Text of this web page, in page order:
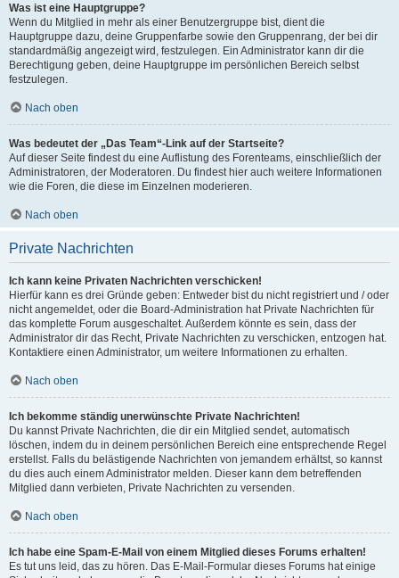
Was ist eine Hauptgruppe?
Wenn du Mitglied in mehr als einer Benutzergruppe bist, dient die
Hauptgruppe dazu, deine Gruppenfarbe sowie den Gruppenrang, der bei dir
standardmäßig angezeigt wird, festzulegen. Ein Administrator kann dir die
Berechtigung geben, deine Hauptgruppe im persönlichen Bereich selbst
festzulegen.
Nach oben
Was bedeutet der „Das Team“-Link auf der Startseite?
Auf dieser Seite findest du eine Auflistung des Forenteams, einschließlich der
Administratoren, der Moderatoren. Du findest hier auch weitere Informationen
wie die Foren, die diese im Einzelnen moderieren.
Nach oben
Private Nachrichten
Ich kann keine Privaten Nachrichten verschicken!
Hierfür kann es drei Gründe geben: Entweder bist du nicht registriert und / oder
nicht angemeldet, oder die Board-Administration hat Private Nachrichten für
das komplette Forum ausgeschaltet. Außerdem könnte es sein, dass der
Administrator dir das Recht, Private Nachrichten zu verschicken, entzogen hat.
Kontaktiere einen Administrator, um weitere Informationen zu erhalten.
Nach oben
Ich bekomme ständig unerwünschte Private Nachrichten!
Du kannst Private Nachrichten, die dir ein Mitglied sendet, automatisch
löschen, indem du in deinem persönlichen Bereich eine entsprechende Regel
erstellst. Falls du belästigende Nachrichten von jemandem erhältst, so kannst
du dies auch einem Administrator melden. Dieser kann dem betreffenden
Mitglied dann verbieten, Private Nachrichten zu versenden.
Nach oben
Ich habe eine Spam-E-Mail von einem Mitglied dieses Forums erhalten!
Es tut uns leid, das zu hören. Das E-Mail-Formular dieses Forums hat einige